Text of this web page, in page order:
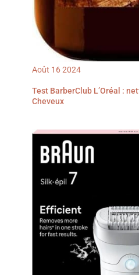
Août 162024
Test BarberClub L’Oréal :
Cheveux